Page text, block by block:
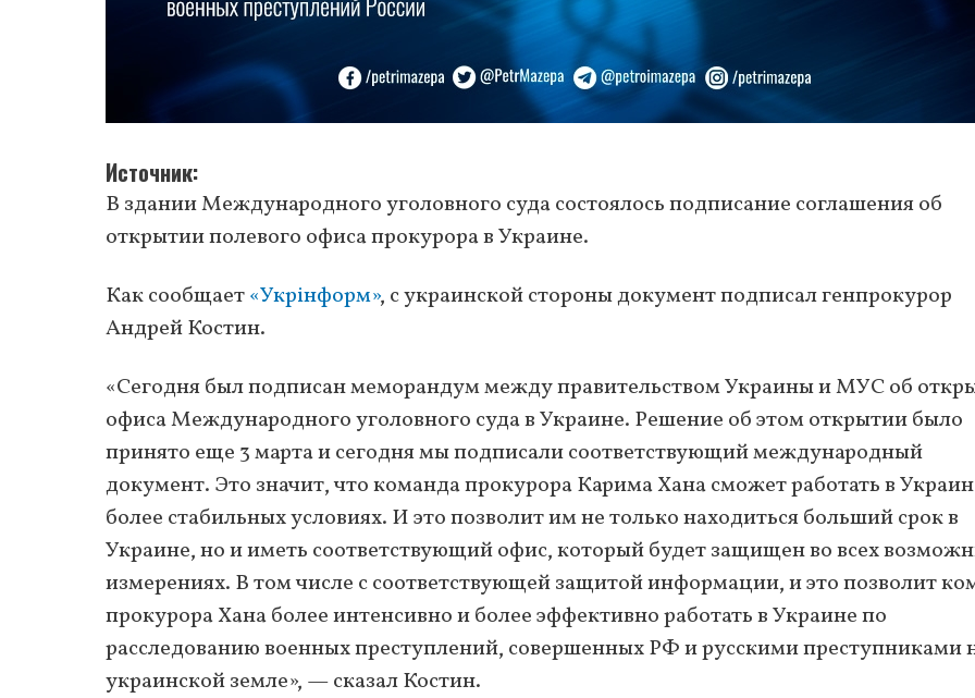
Источник
В здании Международного уголовного суда состоялось подписание соглашения об
открытии полевого офиса прокурора в Украине.
Как сообщает«Укрінформ», с украинской стороны документ подписал генпрокурор
Андрей Костин.
«Сегодня был подписан меморандум между правительством Украины и МУС об
офиса Международного уголовного суда в Украине. Решение об этом открытии было
принято еще 3 марта и сегодня мы подписали соответствующий международный
документ. Это значит, что команда прокурора Карима Хана сможет работать в
более стабильных условиях. И это позволит им не только находиться больший срок в
Украине, но и иметь соответствующий офис, который будет защищен во всех
измерениях. В том числе с соответствующей защитой информации, и это позволит
прокурора Хана более интенсивно и более эффективно работать в Украине по
расследованию военных преступлений, совершенных РФ и русскими преступниками
украинской земле», — сказал Костин.